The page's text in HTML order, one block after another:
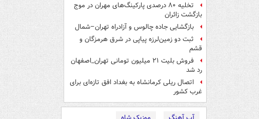
تخلیه ۸۰ درصدی پارکینگ‌های مهران در موج
بازگشت زائران
بازگشایی جاده چالوس و آزادراه تهران–شمال
ثبت دو زمین‌لرزه پیاپی در شرق هرمزگان و
قشم
فروش بلیت ۲۱ میلیون تومانی تهران_اصفهان
رد شد
اتصال ریلی کرمانشاه به بغداد افق تازه‌ای برای
غرب کشور